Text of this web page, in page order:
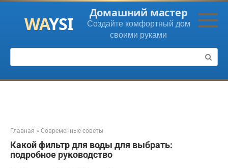
Перейти
контенту
Домашний мастер
Создайте комфортный дом
своими руками
Поиск:
Главная » Современные советы
Какой фильтр для воды для выбрать:
подробное руководство